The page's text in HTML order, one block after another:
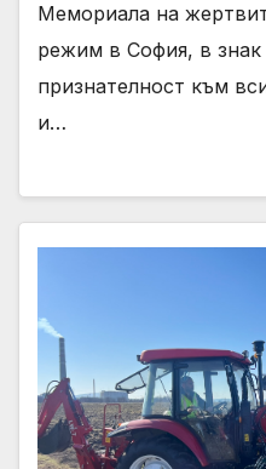
Мемориала на
режим в София, в знак
признателност към
и…